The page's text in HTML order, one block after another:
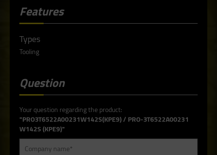
Features
Types
Tooling
Question
Your question regarding the product:
"PRO3T6522A00231W142S(KPE9) / PRO-3T6522A00231
W142S (KPE9)"